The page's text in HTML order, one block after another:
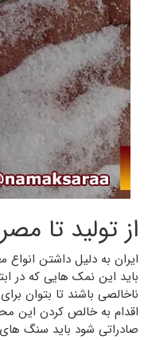
از تولید تا
ایران به دلیل داشتن
باید این نمک هایی که در
ناخالصی باشند تا بتوان
اقدام به خالص کردن این
صادراتی شود باید سنگ های